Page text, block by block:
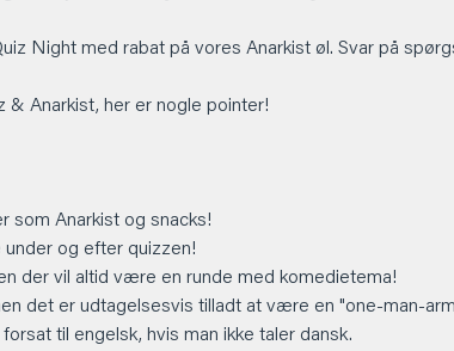
Night med rabat på vores Anarkist øl. Svar på
Anarkist, her er nogle pointer!
som Anarkist og snacks!
og efter quizzen!
der vil altid være en runde med komedietema!
det er udtagelsesvis tilladt at være en "one-man-
til engelsk, hvis man ikke taler dansk.